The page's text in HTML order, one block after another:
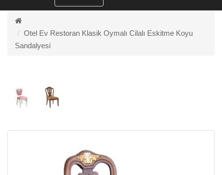
Otel Ev Restoran Klasik Oymalı Cilalı Eskitme Koyu
Sandalyesi